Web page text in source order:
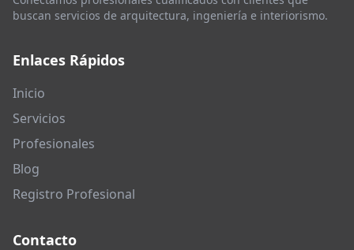
buscan servicios de arquitectura, ingeniería e interiorismo.
Enlaces Rápidos
Inicio
Servicios
Profesionales
Blog
Registro Profesional
Contacto